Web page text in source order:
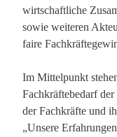
wirtschaftliche
sowie weiteren
faire
Im Mittelpunkt
Fachkräftebedarf
der Fachkräfte und
„Unsere